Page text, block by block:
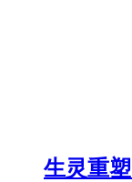
生灵重